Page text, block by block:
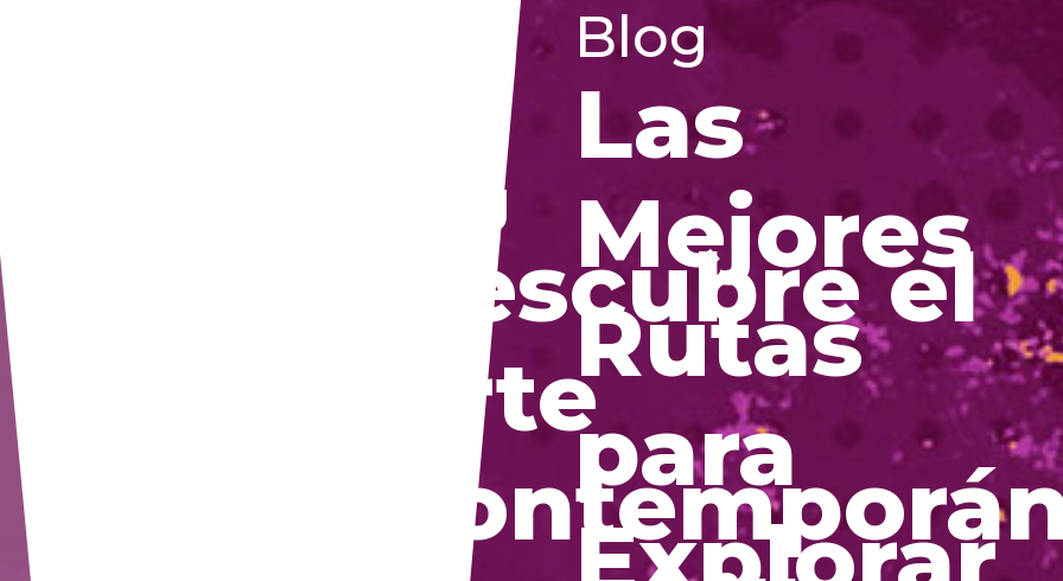
Blog
Descubre el
Arte
Blog
Las
Mejores
Rutas
para